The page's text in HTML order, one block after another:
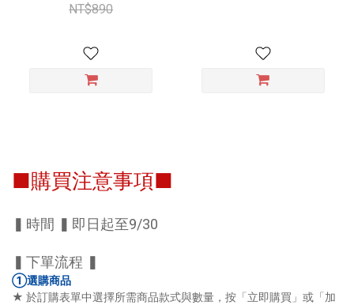
NT$890
■購買注意事項■
▍時間 ▍即日起至9/30
▍下單流程 ▍
①選購商品
★ 於訂購表單中選擇所需商品款式與數量，按「立即購買」或「加